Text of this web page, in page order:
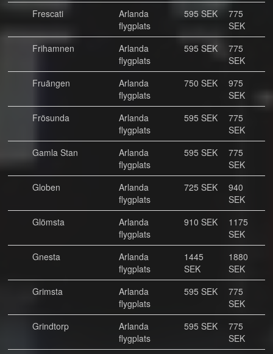
Frescati
Arlanda
flygplats
595 SEK
775
SEK
Frihamnen
Arlanda
flygplats
595 SEK
775
SEK
Fruängen
Arlanda
flygplats
750 SEK
975
SEK
Frösunda
Arlanda
flygplats
595 SEK
775
SEK
Gamla Stan
Arlanda
flygplats
595 SEK
775
SEK
Globen
Arlanda
flygplats
725 SEK
940
SEK
Glömsta
Arlanda
flygplats
910 SEK
1175
SEK
Gnesta
Arlanda
flygplats
1445
SEK
1880
SEK
Grimsta
Arlanda
flygplats
595 SEK
775
SEK
Grindtorp
Arlanda
flygplats
595 SEK
775
SEK